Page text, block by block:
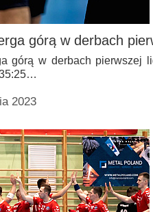
górą w derbach
górą w derbach pierwszej
2023